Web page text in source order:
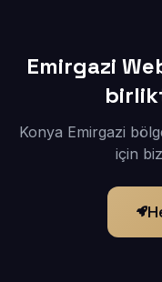
Emirgazi
Konya Emirgazi
için